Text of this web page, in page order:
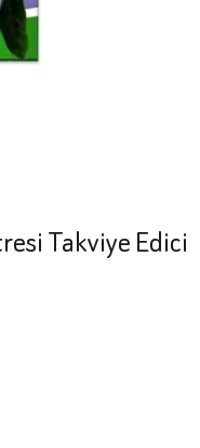
Takviye Edici